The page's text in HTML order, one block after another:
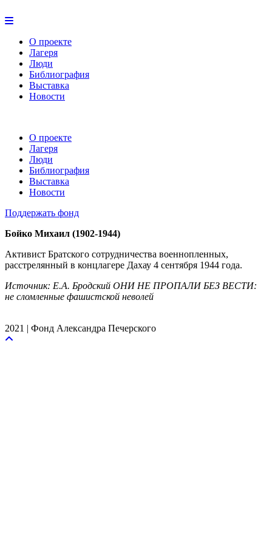
О проекте
Лагеря
Люди
Библиография
Выставка
Новости
О проекте
Лагеря
Люди
Библиография
Выставка
Новости
Поддержать фонд
Бойко Михаил (1902-1944)
Активист Братского сотрудничества военнопленных,
расстрелянный в концлагере Дахау 4 сентября 1944 года.
Источник: Е.А. Бродский ОНИ НЕ ПРОПАЛИ БЕЗ ВЕСТИ:
не сломленные фашистской неволей
2021 | Фонд Александра Печерского